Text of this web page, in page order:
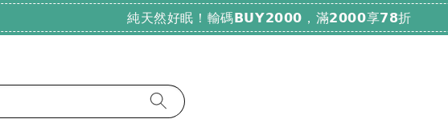
純天然好眠！輸碼𝗕𝗨𝗬𝟮𝟬𝟬𝟬，滿𝟮𝟬𝟬𝟬享𝟳𝟴折